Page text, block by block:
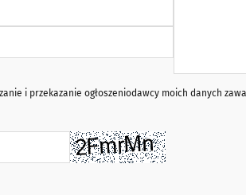
i przekazanie ogłoszeniodawcy moich danych